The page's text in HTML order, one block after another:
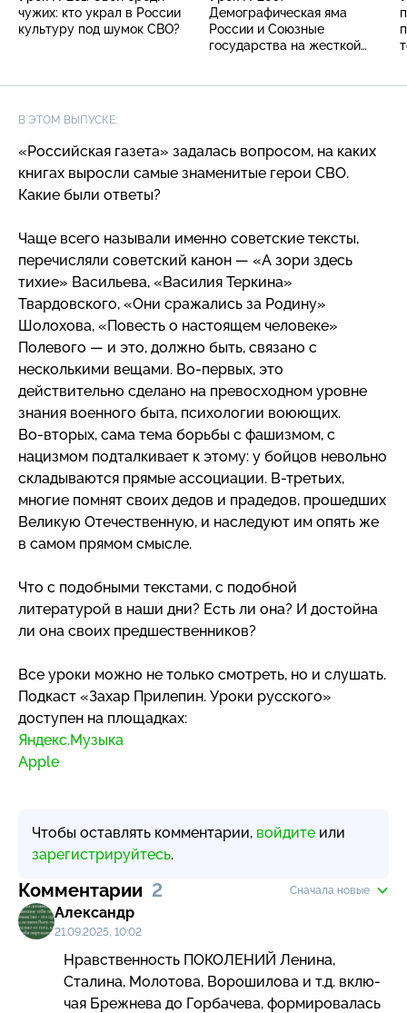
чужих: кто украл в России
культуру под шумок СВО?
Демографическая яма
России и Союзные
государства на жесткой
В ЭТОМ ВЫПУСКЕ:
«Российская газета» задалась вопросом, на каких
книгах выросли самые знаменитые герои СВО.
Какие были ответы?
Чаще всего называли именно советские тексты,
перечисляли советский канон — «А зори здесь
тихие» Васильева, «Василия Теркина»
Твардовского, «Они сражались за Родину»
Шолохова, «Повесть о настоящем человеке»
Полевого — и это, должно быть, связано с
несколькими вещами. Во-первых, это
действительно сделано на превосходном уровне
знания военного быта, психологии воюющих.
Во-вторых, сама тема борьбы с фашизмом, с
нацизмом подталкивает к этому: у бойцов невольно
складываются прямые ассоциации. В-третьих,
многие помнят своих дедов и прадедов, прошедших
Великую Отечественную, и наследуют им опять же
в самом прямом смысле.
Что с подобными текстами, с подобной
литературой в наши дни? Есть ли она? И достойна
ли она своих предшественников?
Все уроки можно не только смотреть, но и слушать.
Подкаст «Захар Прилепин. Уроки русского»
доступен на площадках:
Яндекс.Музыка
Apple
Чтобы оставлять комментарии, войдите или
зарегистрируйтесь.
Комментарии 2 Сначала новые
Александр
21.09.2025, 10:02
Нравственность ПОКОЛЕНИЙ Ленина,
Сталина, Молотова, Ворошилова и т.д. вклю-
чая Брежнева до Горбачева, формировалась